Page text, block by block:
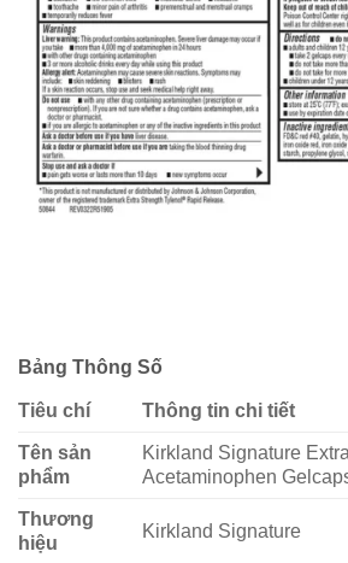
Bảng Thông Số
Tiêu chí Thông tin chi tiết
Tên sản
phẩm
Kirkland Signature
Acetaminophen
Thương
hiệu
Kirkland Signature